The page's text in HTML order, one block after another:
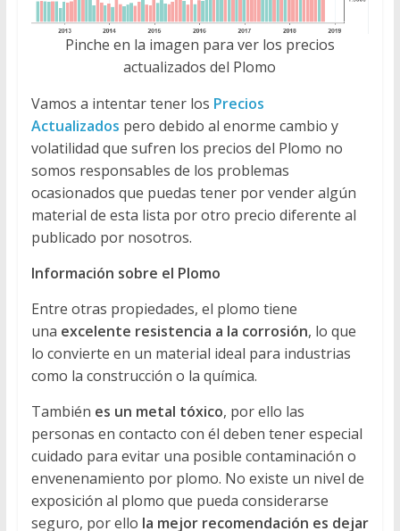
Pinche en la imagen para ver los precios
actualizados del Plomo
Vamos a intentar tener los Precios
Actualizados pero debido al enorme cambio y
volatilidad que sufren los precios del Plomo no
somos responsables de los problemas
ocasionados que puedas tener por vender algún
material de esta lista por otro precio diferente al
publicado por nosotros.
Información sobre el Plomo
Entre otras propiedades, el plomo tiene
una excelente resistencia a la corrosión, lo que
lo convierte en un material ideal para industrias
como la construcción o la química.
También es un metal tóxico, por ello las
personas en contacto con él deben tener especial
cuidado para evitar una posible contaminación o
envenenamiento por plomo. No existe un nivel de
exposición al plomo que pueda considerarse
seguro, por ello la mejor recomendación es dejar